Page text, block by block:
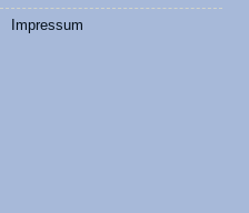
Impressum